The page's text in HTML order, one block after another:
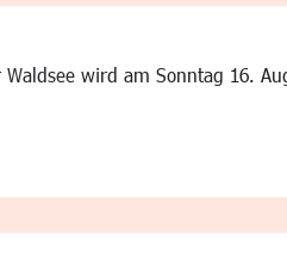
wird am Sonntag 16.